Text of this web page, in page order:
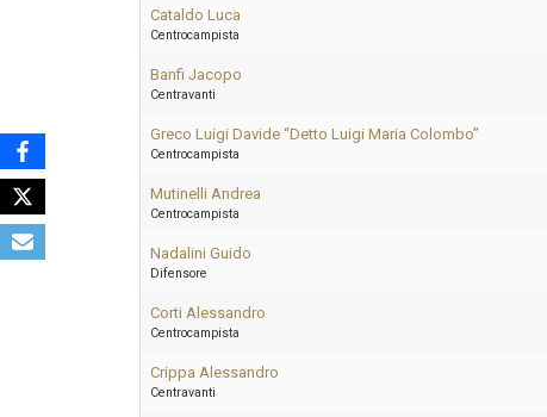
Cataldo Luca
Centrocampista
Banfi Jacopo
Centravanti
Greco Luigi Davide “Detto Luigi Maria Colombo”
Centrocampista
Mutinelli Andrea
Centrocampista
Nadalini Guido
Difensore
Corti Alessandro
Centrocampista
Crippa Alessandro
Centravanti